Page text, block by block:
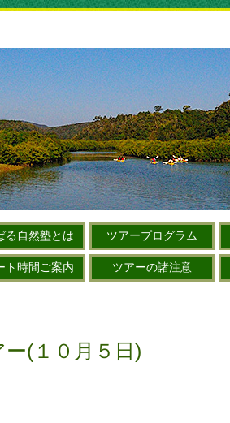
る自然塾とは ツアープログラム
ト時間ご案内 ツアーの諸注意
(１０月５日)